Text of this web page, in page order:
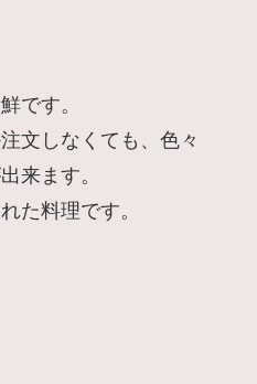
です。
文しなくても、色々
来ます。
た料理です。